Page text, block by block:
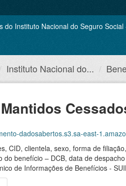
Instituto Nacional do...
dadosabertos.s3.sa-east-
CID, clientela, sexo, forma de
do benefício – DCB, data de
de Informações de Benefícios -